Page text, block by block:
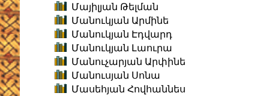
Մայիլյան Թելման
Մանուկյան Արմինե
Մանուկյան Էդվարդ
Մանուկյան Լաուրա
Մանուչարյան Արփինե
Մանուսյան Սոնա
Մասեհյան Հովհաննես